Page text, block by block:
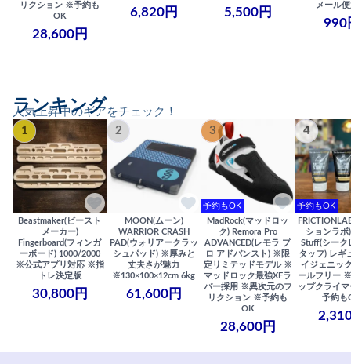
リクション ※予約も
OK
28,600円
6,820円 5,500円
メール
990
人気上昇中のギアをチェック！
ランキング
1
Beastmaker(ビースト
メーカー)
Fingerboard(フィンガ
ーボード) 1000/2000
※公式アプリ対応 ※指
トレ決定版
30,800円
2
MOON(ムーン)
WARRIOR CRASH
PAD(ウォリアークラッ
シュパッド) ※厚みと
丈夫さが魅力
※130×100×12cm 6kg
61,600円
3
予約もOK
MadRock(マッドロッ
ク) Remora Pro
ADVANCED(レモラ プ
ロ アドバンスト) ※限
定リミテッドモデル ※
マッドロック最強XFラ
バー採用 ※異次元のフ
リクション ※予約も
OK
28,600円
4
予約もOK
ションラボ
Stuff(シーク
タッフ) レギ
イジェニッ
ールフリー
ップクライ
予約も